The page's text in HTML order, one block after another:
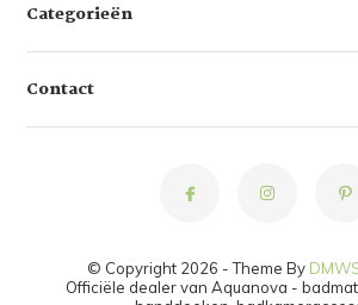
Categorieën
Contact
© Copyright 2026 - Theme By
Officiële dealer van Aquanova -